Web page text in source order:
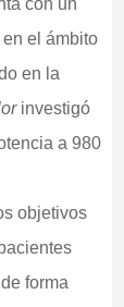
con un
el ámbito
en la
investigó
a 980
objetivos
forma